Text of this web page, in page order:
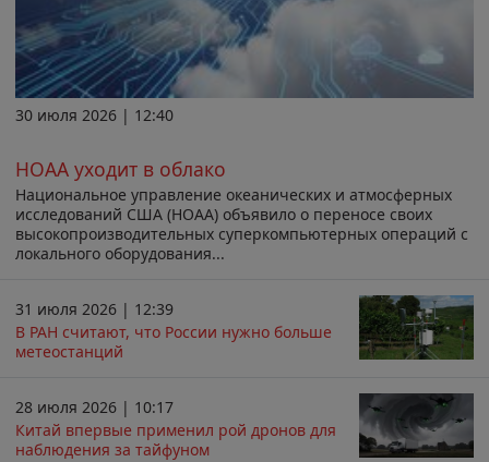
30 июля 2026 | 12:40
НОАА уходит в облако
Национальное управление океанических и атмосферных
исследований США (НОАА) объявило о переносе своих
высокопроизводительных суперкомпьютерных операций с
локального оборудования...
31 июля 2026 | 12:39
В РАН считают, что России нужно больше
метеостанций
28 июля 2026 | 10:17
Китай впервые применил рой дронов для
наблюдения за тайфуном